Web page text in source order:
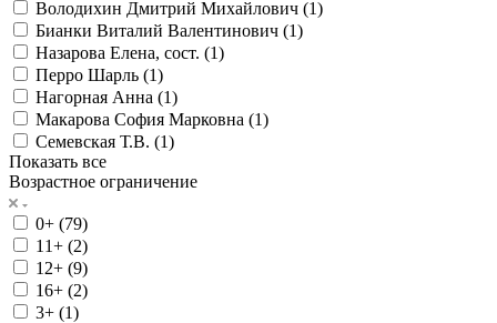
Володихин Дмитрий Михайлович (1)
Бианки Виталий Валентинович (1)
Назарова Елена, сост. (1)
Перро Шарль (1)
Нагорная Анна (1)
Макарова София Марковна (1)
Семевская Т.В. (1)
Показать все
Возрастное ограничение
0+ (79)
11+ (2)
12+ (9)
16+ (2)
3+ (1)